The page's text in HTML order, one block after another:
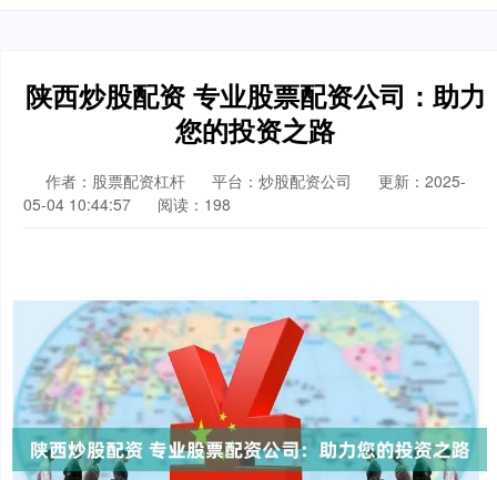
陕西炒股配资 专业股票配资公司：助力
您的投资之路
作者：股票配资杠杆 平台：炒股配资公司
更新：2025-
05-04 10:44:57
阅读：198